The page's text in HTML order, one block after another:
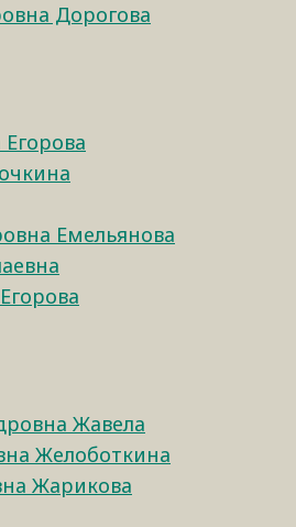
Дорогова
Емельянова
Жавела
Желоботкина
Жарикова